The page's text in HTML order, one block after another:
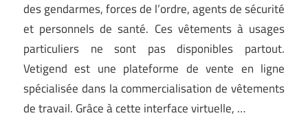
des gendarmes, forces de l’ordre, agents de sécurité
et personnels de santé. Ces vêtements à usages
particuliers ne sont pas disponibles partout.
Vetigend est une plateforme de vente en ligne
spécialisée dans la commercialisation de vêtements
de travail. Grâce à cette interface virtuelle, …